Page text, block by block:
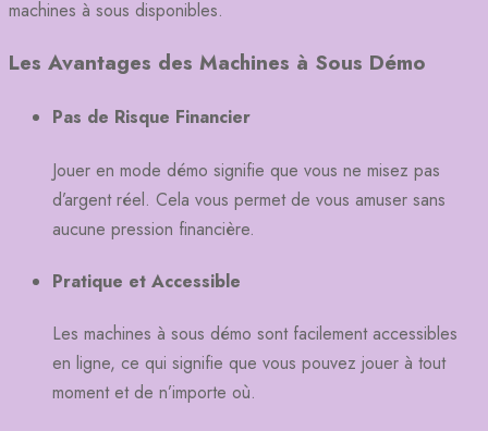
machines à sous disponibles.
Les Avantages des Machines à Sous Démo
Pas de Risque Financier
Jouer en mode démo signifie que vous ne misez pas
d’argent réel. Cela vous permet de vous amuser sans
aucune pression financière.
Pratique et Accessible
Les machines à sous démo sont facilement accessibles
en ligne, ce qui signifie que vous pouvez jouer à tout
moment et de n’importe où.